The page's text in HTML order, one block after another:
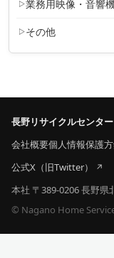
業務用映像・音響
その他
長野リサイクルセンター
会社概要個人情報保護
公式X（旧Twitter）
本社 〒389-0206 長野
© Nagano Home